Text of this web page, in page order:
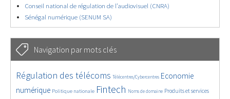
Conseil national de régulation de l’audiovisuel (CNRA)
Sénégal numérique (SENUM SA)
Navigation par mots clés
4658/5692
Régulation des télécoms
365/5692 Télécentres/Cybercentres
3738/5692
Economie
numérique
1869/5692 Politique nationale
5193/5692 Fintech
685/5692 Noms de domaine
2405/5692 Produits et services
1581/5692